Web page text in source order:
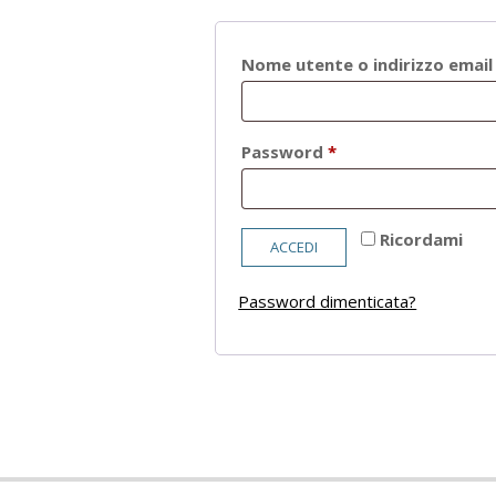
Nome utente o indirizzo
Password*Richiesto
Ricordami
ACCEDI
Password dimenticata?
05-